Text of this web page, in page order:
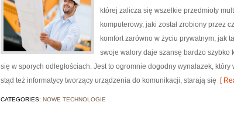
której zalicza się wszelkie przedmioty
komputerowy, jaki został zrobiony przez
komfort zarówno w życiu prywatnym, jak
swoje walory daje szansę bardzo
się w sporych odległościach. Jest to ogromnie dogodny wynalazek,
stąd też informatycy tworzący urządzenia do komunikacji, starają się [
CATEGORIES: NOWE TECHNOLOGIE